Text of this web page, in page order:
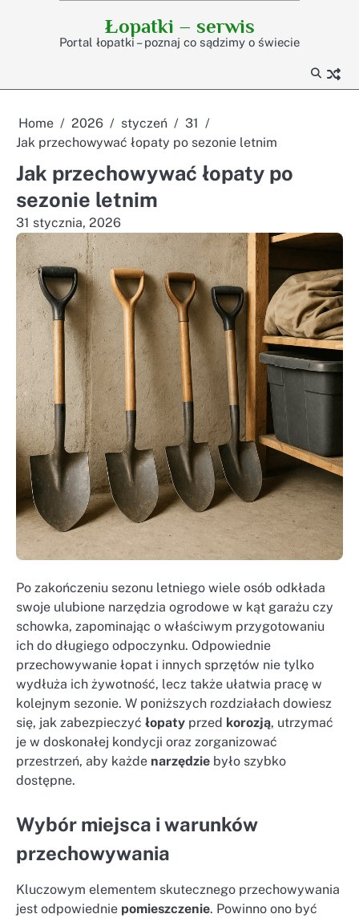
Łopatki – serwis
Portal łopatki – poznaj co sądzimy o świecie
Home 2026 styczeń
31
Jak przechowywać łopaty po sezonie letnim
Jak przechowywać łopaty po
sezonie letnim
31 stycznia, 2026
Po zakończeniu sezonu letniego wiele osób odkłada
swoje ulubione narzędzia ogrodowe w kąt garażu czy
schowka, zapominając o właściwym przygotowaniu
ich do długiego odpoczynku. Odpowiednie
przechowywanie łopat i innych sprzętów nie tylko
wydłuża ich żywotność, lecz także ułatwia pracę w
kolejnym sezonie. W poniższych rozdziałach dowiesz
się, jak zabezpieczyć łopaty przed korozją, utrzymać
je w doskonałej kondycji oraz zorganizować
przestrzeń, aby każde narzędzie było szybko
dostępne.
Wybór miejsca i warunków
przechowywania
Kluczowym elementem skutecznego przechowywania
jest odpowiednie pomieszczenie. Powinno ono być